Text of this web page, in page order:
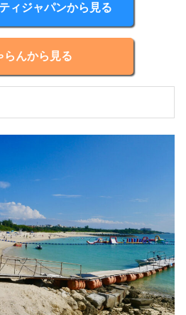
ィジャパンから見る
らんから見る